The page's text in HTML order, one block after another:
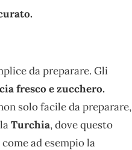
da preparare. Gli
fresco e zucchero.
solo facile da preparare,
Turchia, dove questo
ad esempio la